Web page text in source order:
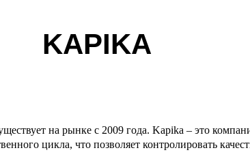
KAPIKA
на рынке с 2009 года. Kapika – это
цикла, что позволяет контролировать